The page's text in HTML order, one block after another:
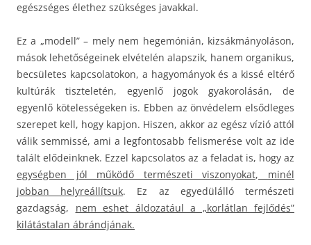
egészséges élethez szükséges javakkal.
Ez a „modell” – mely nem hegemónián, kizsákmányoláson,
mások lehetőségeinek elvételén alapszik, hanem organikus,
becsületes kapcsolatokon, a hagyományok és a kissé eltérő
kultúrák tiszteletén, egyenlő jogok gyakorolásán, de
egyenlő kötelességeken is. Ebben az önvédelem elsődleges
szerepet kell, hogy kapjon. Hiszen, akkor az egész vízió attól
válik semmissé, ami a legfontosabb felismerése volt az ide
talált elődeinknek. Ezzel kapcsolatos az a feladat is, hogy az
egységben jól működő természeti viszonyokat, minél
jobban helyreállítsuk. Ez az egyedülálló természeti
gazdagság, nem eshet áldozatául a „korlátlan fejlődés”
kilátástalan ábrándjának.